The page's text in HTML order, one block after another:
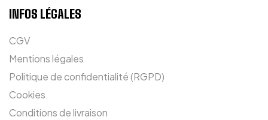
INFOS LÉGALES
CGV
Mentions légales
Politique de confidentialité (RGPD)
Cookies
Conditions de livraison